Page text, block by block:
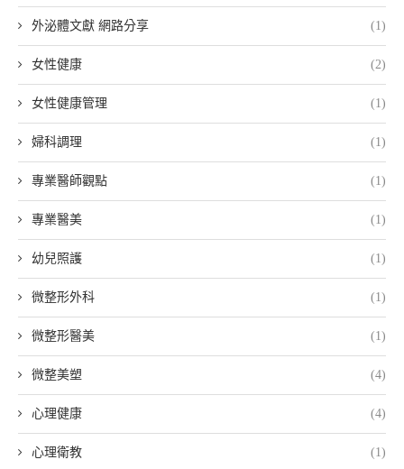
外泌體文獻 網路分享 (1)
女性健康 (2)
女性健康管理 (1)
婦科調理 (1)
專業醫師觀點 (1)
專業醫美 (1)
幼兒照護 (1)
微整形外科 (1)
微整形醫美 (1)
微整美塑 (4)
心理健康 (4)
心理衛教 (1)